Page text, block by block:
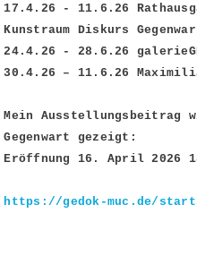
17.4.26 - 11.6.26
Kunstraum Diskurs
24.4.26 - 28.6.26
30.4.26 – 11.6.26
Mein Ausstellungsbeitrag
Gegenwart gezeigt:
Eröffnung 16. April 2026
https://gedok-muc.de/